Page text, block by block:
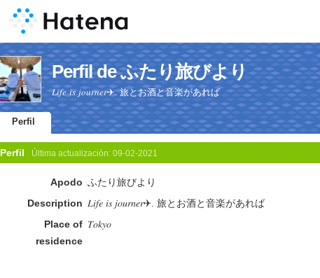
Perfil de ふたり旅びより
𝐿𝑖𝑓𝑒 𝑖𝑠 𝑗𝑜𝑢𝑟𝑛𝑒𝑟✈︎. 旅とお酒と音楽があれば
Perfil
Perfil Última actualización: 09-02-2021
Apodo ふたり旅びより
Description 𝐿𝑖𝑓𝑒 𝑖𝑠 𝑗𝑜𝑢𝑟𝑛𝑒𝑟✈︎. 旅とお酒と音楽があれば
Place of
residence
𝑇𝑜𝑘𝑦𝑜